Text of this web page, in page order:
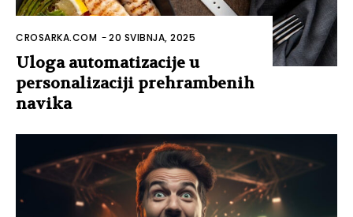
CROSARKA.COM -20 SVIBNJA, 2025
Uloga automatizacije u
personalizaciji prehrambenih
navika